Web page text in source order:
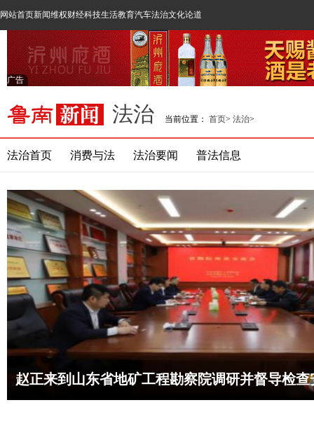
网站首页新闻维权财经科技生活教育汽车法治文化论道
广告
新闻频道
法治 当前位置： 首页> 法治>
法治首页 消费与法 法治要闻 普法信息
赵正来到山东省地矿工程勘察院调研并督导检查